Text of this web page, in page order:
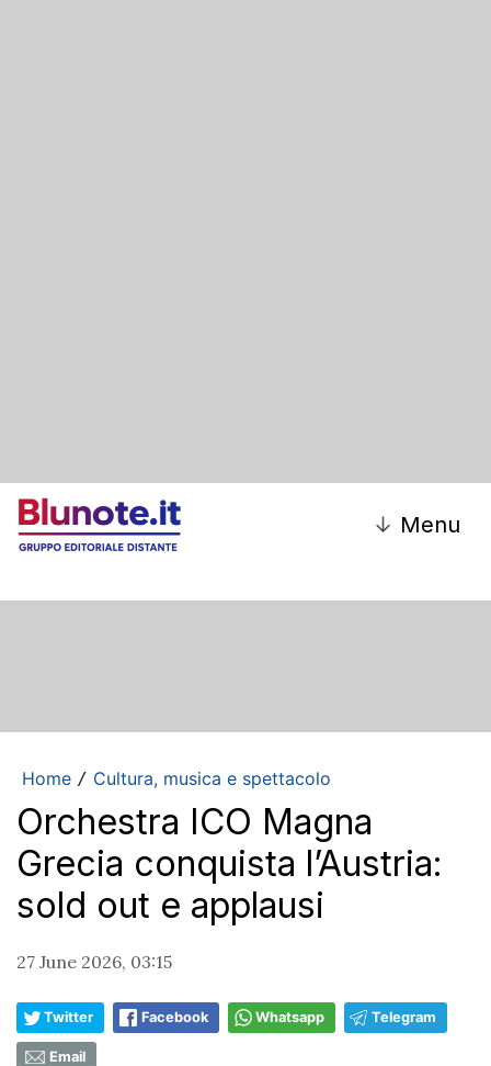
↓ Menu
Home / Cultura, musica e spettacolo
Orchestra ICO Magna
Grecia conquista l’Austria:
sold out e applausi
27 June 2026, 03:15
Twitter Facebook Whatsapp Telegram
Email